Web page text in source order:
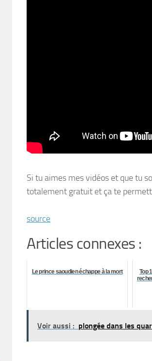
Si tu aimes mes vidéos et que tu
totalement gratuit et ça te
source
Articles connexes :
Le prince saoudien échappe à la mort
Top
Voir aussi : plongée dans les